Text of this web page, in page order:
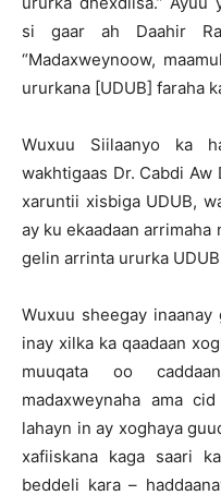
si gaar ah Daahir
“Madaxweynoow,
ururkana [UDUB] faraha
Wuxuu Siilaanyo ka
wakhtigaas Dr. Cabdi
xaruntii xisbiga UDUB,
ay ku ekaadaan arrimaha
gelin arrinta ururka
Wuxuu sheegay
inay xilka ka qaadaan
muuqata oo
madaxweynaha ama
lahayn in ay xoghaya
xafiiskana kaga saari
beddeli kara –